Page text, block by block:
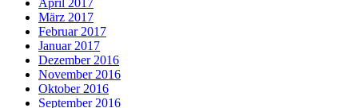
April 2017
März 2017
Februar 2017
Januar 2017
Dezember 2016
November 2016
Oktober 2016
September 2016